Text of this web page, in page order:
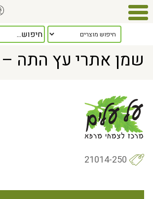
> שמן אתרי עץ התה – 250 גר
שמן אתרי עץ התה – 250 גר
21014-250